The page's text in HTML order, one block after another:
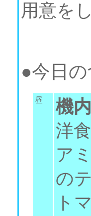
用意を
●今日
昼
機
洋食
ア
の
ト